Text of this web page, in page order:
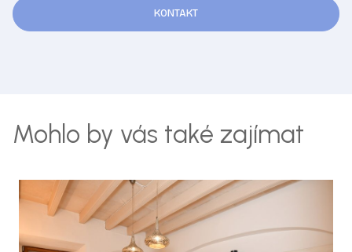
KONTAKT
Mohlo by vás také zajímat